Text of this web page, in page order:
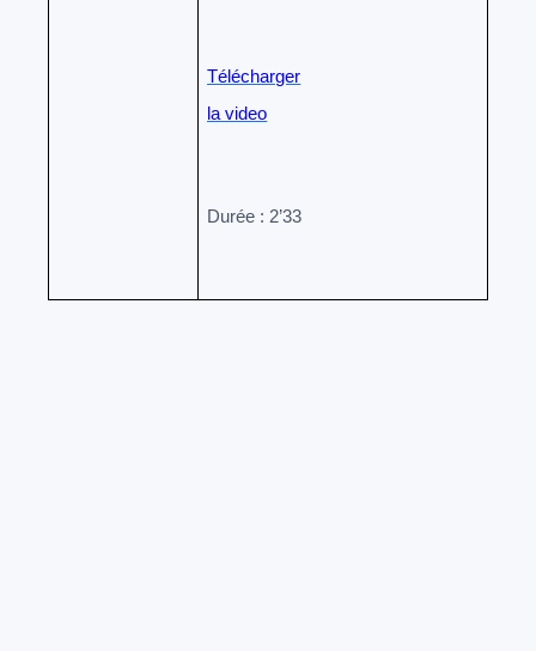
Télécharger
la video
Durée : 2’33